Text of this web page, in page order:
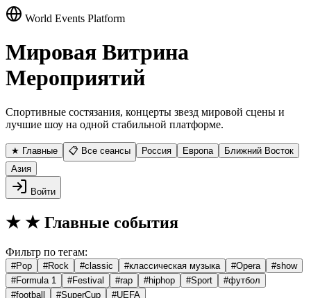
World Events Platform
Мировая Витрина
Мероприятий
Спортивные состязания, концерты звезд мировой сцены и
лучшие шоу на одной стабильной платформе.
★ Главные 📋 Все сеансы Россия Европа
Ближний Восток
Азия
Войти
★ ★ Главные события
Фильтр по тегам:
#Pop #Rock #classic #классическая музыка #Opera #show
#Formula 1 #Festival #rap #hiphop #Sport #футбол
#football #SuperCup #UEFA